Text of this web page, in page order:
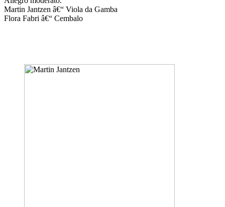
Martin Jantzen â€“ Viola da Gamba
Flora Fabri â€“ Cembalo